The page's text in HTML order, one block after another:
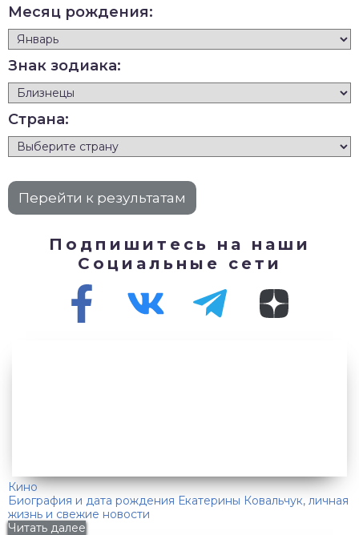
Месяц рождения:
Знак зодиака:
Страна:
Подпишитесь на наши
Социальные сети
Кино
Биография и дата рождения Екатерины Ковальчук, личная
жизнь и свежие новости
Читать далее